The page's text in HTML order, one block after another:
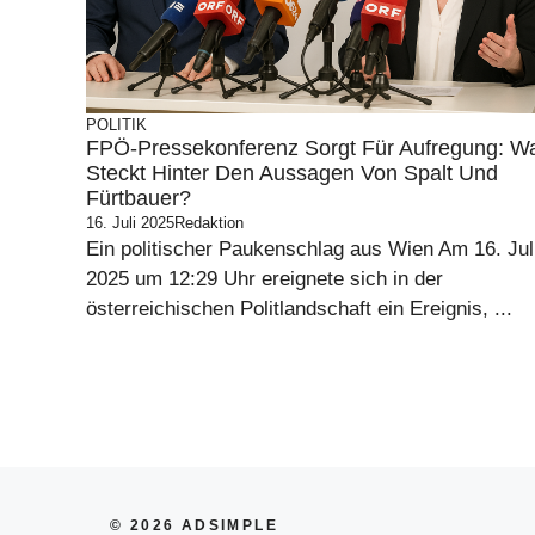
POLITIK
FPÖ-Pressekonferenz Sorgt Für Aufregung:
Steckt Hinter Den Aussagen Von Spalt Und
Fürtbauer?
16. Juli 2025Redaktion
Ein politischer Paukenschlag aus Wien Am 16.
2025 um 12:29 Uhr ereignete sich in der
österreichischen Politlandschaft ein Ereignis, ...
© 2026 ADSIMPLE